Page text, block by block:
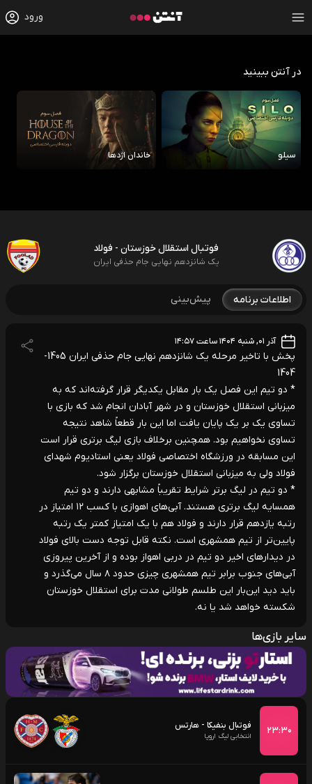
ورود
در آنتن ببینید
سیلو خاندان اژدها
فوتبال استقلال خوزستان - فولاد
یک شانزدهم نهایی جام حذفی ایران
اطلاعات برنامه پیش‌بینی
آذر ۰۱, شنبه ۱۴۰۴ ساعت ۱۴:۵۷
پخش با تاخیر مرحله یک شانزدهم نهایی جام حذفی ایران 1405-
1404
* دو تیم این فصل یک بار مقابل یکدیگر قرار گرفته‌اند که به
میزبانی استقلال خوزستان و در شهر آبادان انجام شد که بازی با
تساوی یک بر یک پایان یافت اما این بار قطعاً شاهد نتیجه
تساوی نخواهیم بود. همچنین برخلاف بازی لیگ برتری قرار است
این مسابقه در ورزشگاه اختصاصی فولاد یعنی استادیوم شهدای
فولاد ولی به میزبانی استقلال خوزستان برگزار شود.
* دو تیم در لیگ برتر شرایط تقریباً مشابهی دارند و دو تیم
همسایه لیگ برتری هستند. آبی‌های اهوازی با کسب ۱۲ امتیاز در
رتبه یازدهم قرار دارند و فولاد هم با یک امتیاز کمتر یک رتبه
پایین‌تر از تیم همشهری است. نکته قابل توجه دست بالای فولاد
در دیدارهای اخیر دو تیم در دربی اهواز بوده و از آخرین پیروزی
آبی‌های جنوب برابر تیم همشهری چیزی حدود ۸ سال می‌گذرد و
باید دید این‌بار این طلسم طولانی مدت برای استقلال خوزستان
شکسته خواهد شد یا نه.
سایر بازی‌ها
۲۳:۳۰ فوتبال بنفیکا - هارتس
انتخابی لیگ اروپا